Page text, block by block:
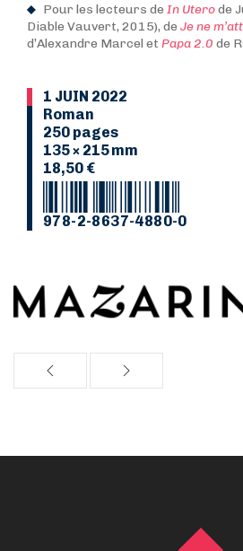
Pour les lecteurs de In Uterode
Diable Vauvert, 2015), de Je ne
d’Alexandre Marcel et Papa 2.0 de
1 JUIN 2022
Roman
250 pages
135 × 215 mm
18,50 €
978-2-8637-4880-0